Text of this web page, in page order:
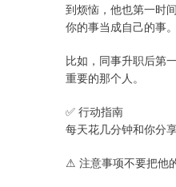
到烦恼，他也第一时
你的事当成自己的事。
比如，同事升职后第
重要的那个人。
✅ 行动指南
每天花几分钟和你分
⚠ 注意事项不要把他